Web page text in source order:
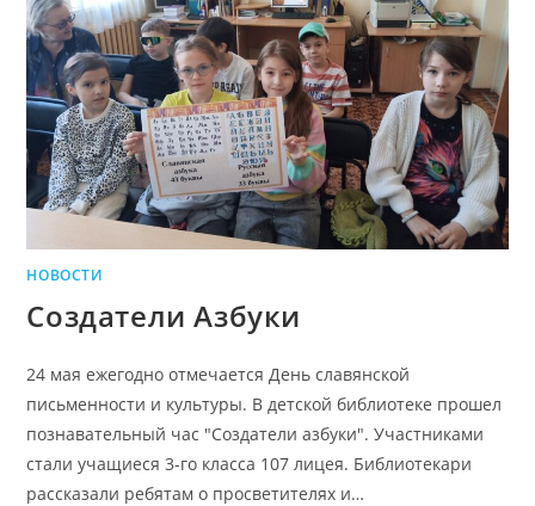
НОВОСТИ
Создатели Азбуки
24 мая ежегодно отмечается День славянской
письменности и культуры. В детской библиотеке прошел
познавательный час "Создатели азбуки". Участниками
стали учащиеся 3-го класса 107 лицея. Библиотекари
рассказали ребятам о просветителях и…